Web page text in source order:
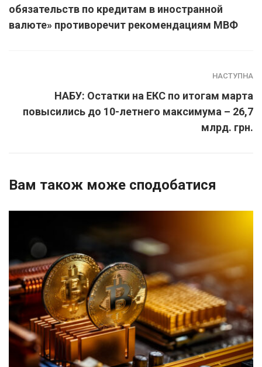
обязательств по кредитам в иностранной
валюте» противоречит рекомендациям МВФ
НАСТУПНА
НАБУ: Остатки на ЕКС по итогам марта
повысились до 10-летнего максимума – 26,7
млрд. грн.
Вам також може сподобатися